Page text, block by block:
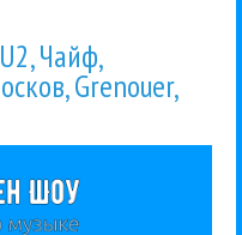
Чайф,
Grenouer,